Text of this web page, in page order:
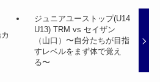
ジュニアユーストップ(U14
U13) TRM vs セイザン
（山口）〜自分たちが目指
すレベルをまず体で覚え
る〜